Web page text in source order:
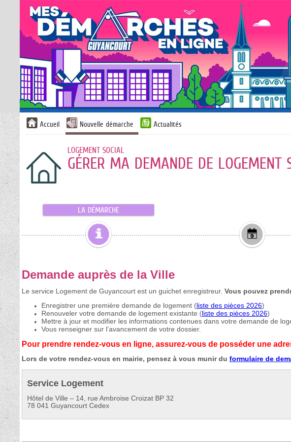
Accueil Nouvelle démarche Actualités
LOGEMENT SOCIAL
GÉRER MA DEMANDE DE LOGEMENT
LA DÉMARCHE